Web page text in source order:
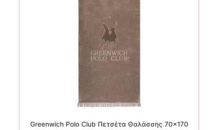
Greenwich Polo Club Πετσέτα Θαλάσσης 70×170